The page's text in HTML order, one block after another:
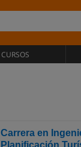
CURSOS
Carrera en
Planificación